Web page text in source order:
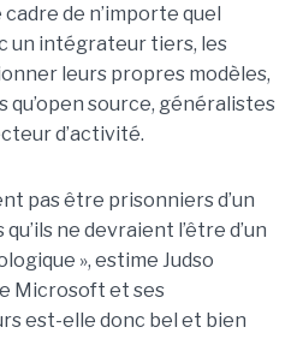
de n’importe quel
un intégrateur tiers, les
leurs propres modèles,
source, généralistes
d’activité.
pas être prisonniers d’un
ne devraient l’être d’un
», estime Judso
Microsoft et ses
est-elle donc bel et bien